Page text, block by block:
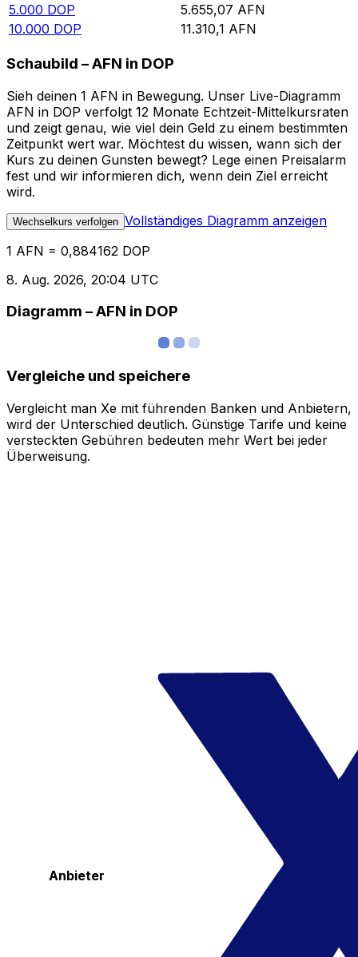
5.000 DOP 5.655,07 AFN
10.000 DOP 11.310,1 AFN
Schaubild – AFN in DOP
Sieh deinen 1 AFN in Bewegung. Unser Live-Diagramm
AFN in DOP verfolgt 12 Monate Echtzeit-Mittelkursraten
und zeigt genau, wie viel dein Geld zu einem bestimmten
Zeitpunkt wert war. Möchtest du wissen, wann sich der
Kurs zu deinen Gunsten bewegt? Lege einen Preisalarm
fest und wir informieren dich, wenn dein Ziel erreicht
wird.
Wechselkurs verfolgen Vollständiges Diagramm anzeigen
1 AFN = 0,884162 DOP
8. Aug. 2026, 20:04 UTC
Diagramm – AFN in DOP
Vergleiche und speichere
Vergleicht man Xe mit führenden Banken und Anbietern,
wird der Unterschied deutlich. Günstige Tarife und keine
versteckten Gebühren bedeuten mehr Wert bei jeder
Überweisung.
Anbieter